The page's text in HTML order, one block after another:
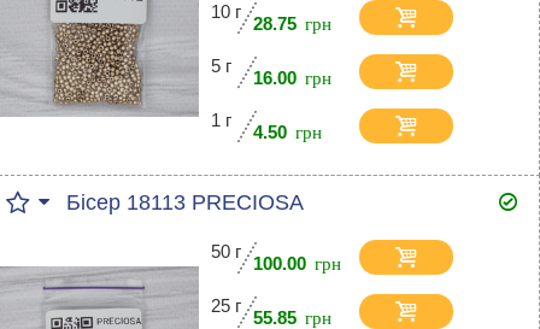
10 г
28.75
5 г
16.00
1 г
4.50
Бісер 18113 PRECIOSA
50 г
100.00
25 г
55.85